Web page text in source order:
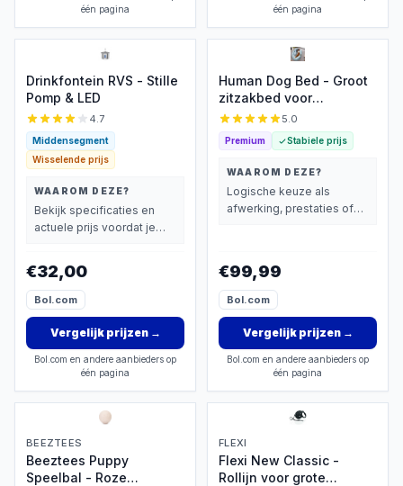
één pagina
één pagina
Drinkfontein RVS - Stille
Pomp & LED
4.7
Middensegment
Wisselende prijs
WAAROM DEZE?
Bekijk specificaties en
actuele prijs voordat je
€32,00
Bol.com
Vergelijk prijzen→
Bol.com en andere aanbieders op
één pagina
Human Dog Bed - Groot
zitzakbed voor
volwassenen - Blauw
5.0
Premium Stabiele prijs
WAAROM DEZE?
Logische keuze als
afwerking, prestaties of
€99,99
Bol.com
Vergelijk prijzen→
Bol.com en andere aanbieders op
één pagina
BEEZTEES
Beeztees Puppy
Speelbal - Roze
FLEXI
Flexi New Classic -
Rollijn voor grote